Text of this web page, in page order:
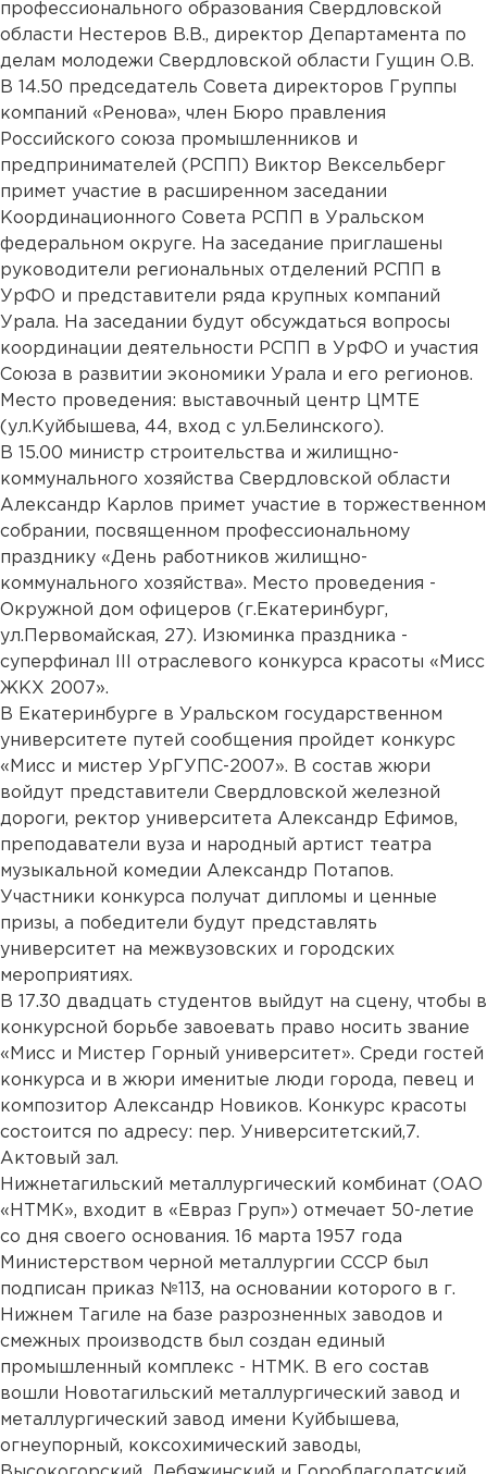
профессионального образования Свердловской
области Нестеров В.В., директор Департамента по
делам молодежи Свердловской области Гущин О.В.
В 14.50 председатель Совета директоров Группы
компаний «Ренова», член Бюро правления
Российского союза промышленников и
предпринимателей (РСПП) Виктор Вексельберг
примет участие в расширенном заседании
Координационного Совета РСПП в Уральском
федеральном округе. На заседание приглашены
руководители региональных отделений РСПП в
УрФО и представители ряда крупных компаний
Урала. На заседании будут обсуждаться вопросы
координации деятельности РСПП в УрФО и участия
Союза в развитии экономики Урала и его регионов.
Место проведения: выставочный центр ЦМТЕ
(ул.Куйбышева, 44, вход с ул.Белинского).
В 15.00 министр строительства и жилищно-
коммунального хозяйства Свердловской области
Александр Карлов примет участие в торжественном
собрании, посвященном профессиональному
празднику «День работников жилищно-
коммунального хозяйства». Место проведения -
Окружной дом офицеров (г.Екатеринбург,
ул.Первомайская, 27). Изюминка праздника -
суперфинал III отраслевого конкурса красоты «Мисс
ЖКХ 2007».
В Екатеринбурге в Уральском государственном
университете путей сообщения пройдет конкурс
«Мисс и мистер УрГУПС-2007». В состав жюри
войдут представители Свердловской железной
дороги, ректор университета Александр Ефимов,
преподаватели вуза и народный артист театра
музыкальной комедии Александр Потапов.
Участники конкурса получат дипломы и ценные
призы, а победители будут представлять
университет на межвузовских и городских
мероприятиях.
В 17.30 двадцать студентов выйдут на сцену, чтобы в
конкурсной борьбе завоевать право носить звание
«Мисс и Мистер Горный университет». Среди гостей
конкурса и в жюри именитые люди города, певец и
композитор Александр Новиков. Конкурс красоты
состоится по адресу: пер. Университетский,7.
Актовый зал.
Нижнетагильский металлургический комбинат (ОАО
«НТМК», входит в «Евраз Груп») отмечает 50-летие
со дня своего основания. 16 марта 1957 года
Министерством черной металлургии СССР был
подписан приказ №113, на основании которого в г.
Нижнем Тагиле на базе разрозненных заводов и
смежных производств был создан единый
промышленный комплекс - НТМК. В его состав
вошли Новотагильский металлургический завод и
металлургический завод имени Куйбышева,
огнеупорный, коксохимический заводы,